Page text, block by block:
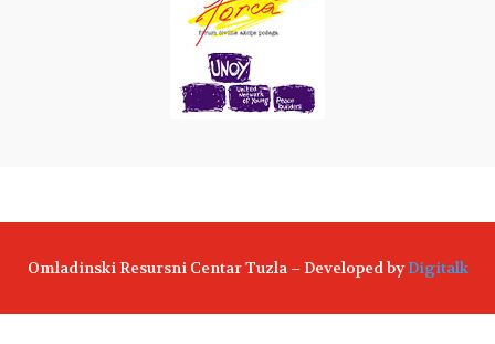
Omladinski Resursni Centar Tuzla – Developed byDigitalk